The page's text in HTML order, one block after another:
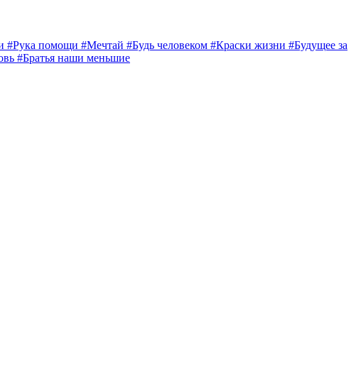
#Рука помощи #Мечтай #Будь человеком #Краски жизни #Будущее за
#Братья наши меньшие